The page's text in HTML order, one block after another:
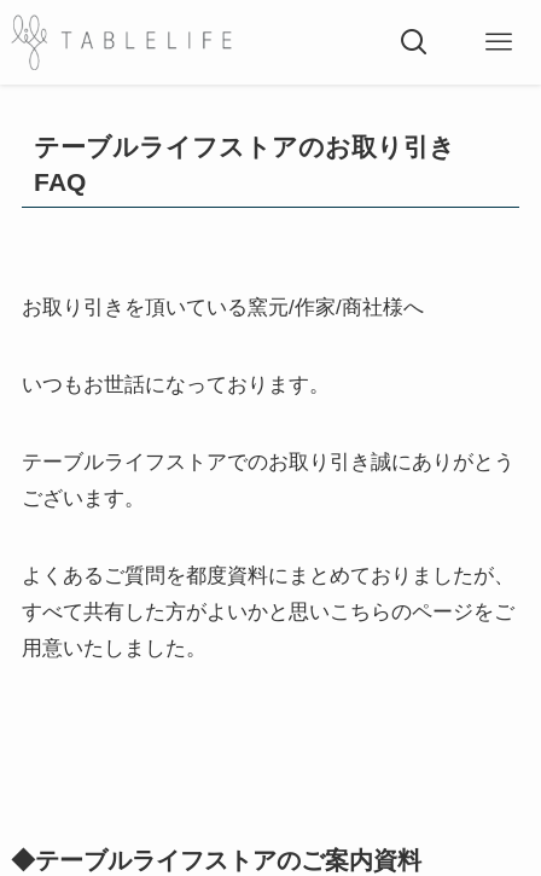
テーブルライフストアのお取り引き
FAQ
お取り引きを頂いている窯元/作家/商社様へ
いつもお世話になっております。
テーブルライフストアでのお取り引き誠にありがとう
ございます。
よくあるご質問を都度資料にまとめておりましたが、
すべて共有した方がよいかと思いこちらのページをご
用意いたしました。
◆テーブルライフストアのご案内資料